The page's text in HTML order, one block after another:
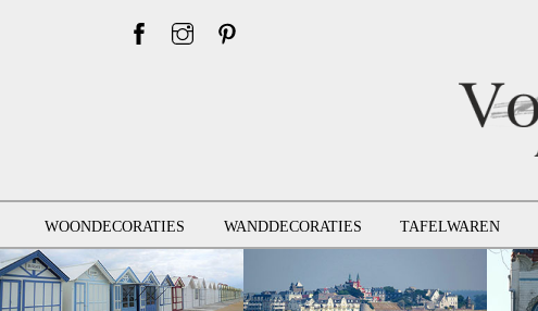
WOONDECORATIES WANDDECORATIES TAFELWAREN